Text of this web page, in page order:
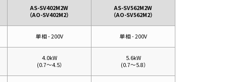
AS-SV402M2W
（AO-SV402M2）
AS-SV562M2W
（AO-SV562M2）
単相 - 200V 単相 - 200V
4.0kW
(0.7～4.5）
5.6kW
(0.7～5.8）